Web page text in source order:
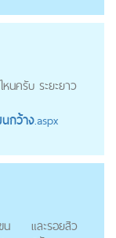
นครับ ระยะยาว
กว้าง.aspx
น
และรอยสิว